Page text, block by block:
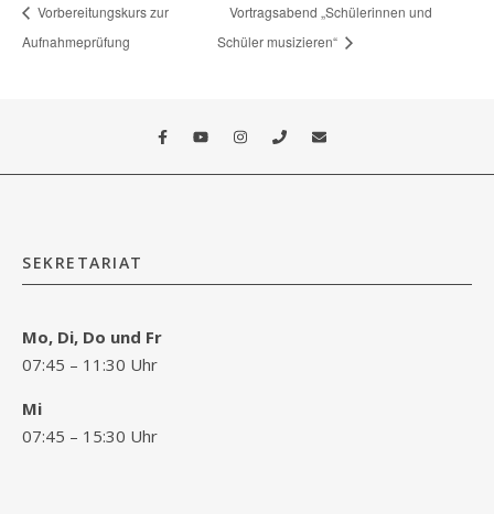
Vorbereitungskurs zur
Aufnahmeprüfung
Vortragsabend „Schülerinnen und
Schüler musizieren“
SEKRETARIAT
Mo, Di, Do und Fr
07:45 – 11:30 Uhr
Mi
07:45 – 15:30 Uhr